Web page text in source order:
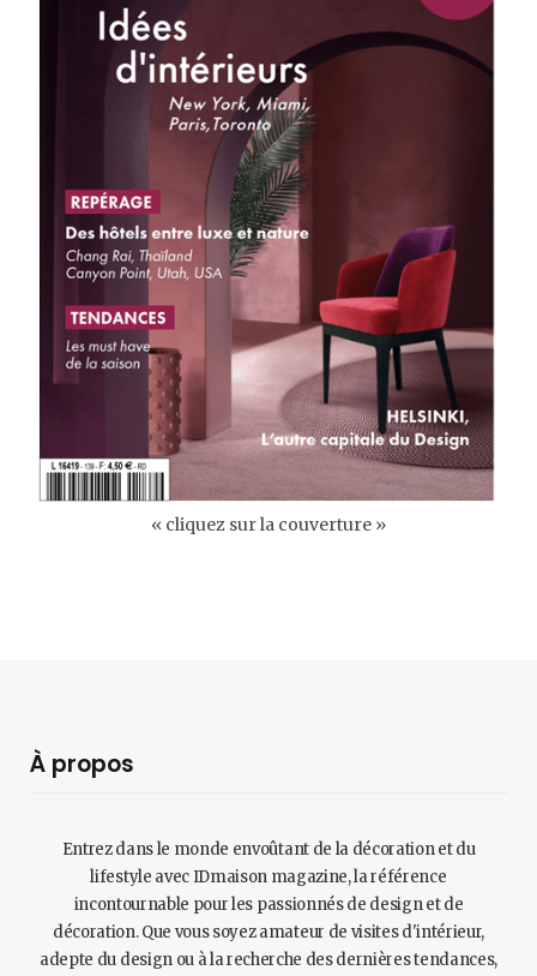
« cliquez sur la couverture »
À propos
Entrez dans le monde envoûtant de la décoration et du
lifestyle avec IDmaison magazine, la référence
incontournable pour les passionnés de design et de
décoration. Que vous soyez amateur de visites d'intérieur,
adepte du design ou à la recherche des dernières tendances,